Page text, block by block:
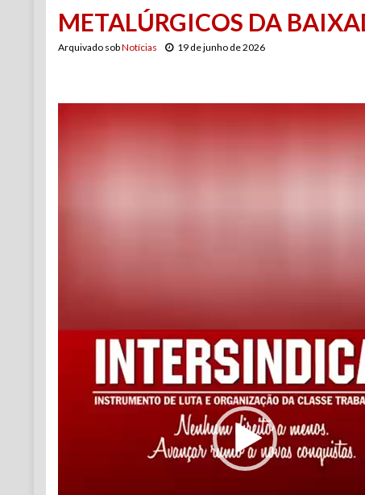
METALÚRGICOS DA
Arquivado sobNotícias 19 de junho de 2026